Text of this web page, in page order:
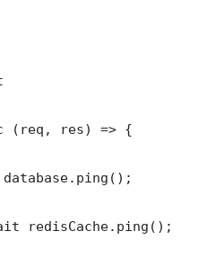
(req, res) => {
redisCache.ping();